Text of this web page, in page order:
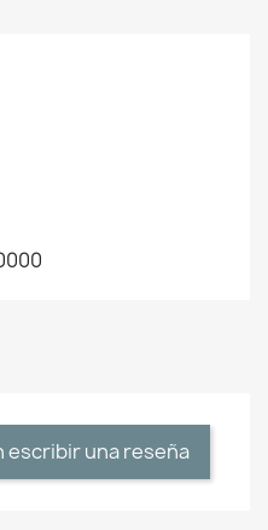
escribir una reseña